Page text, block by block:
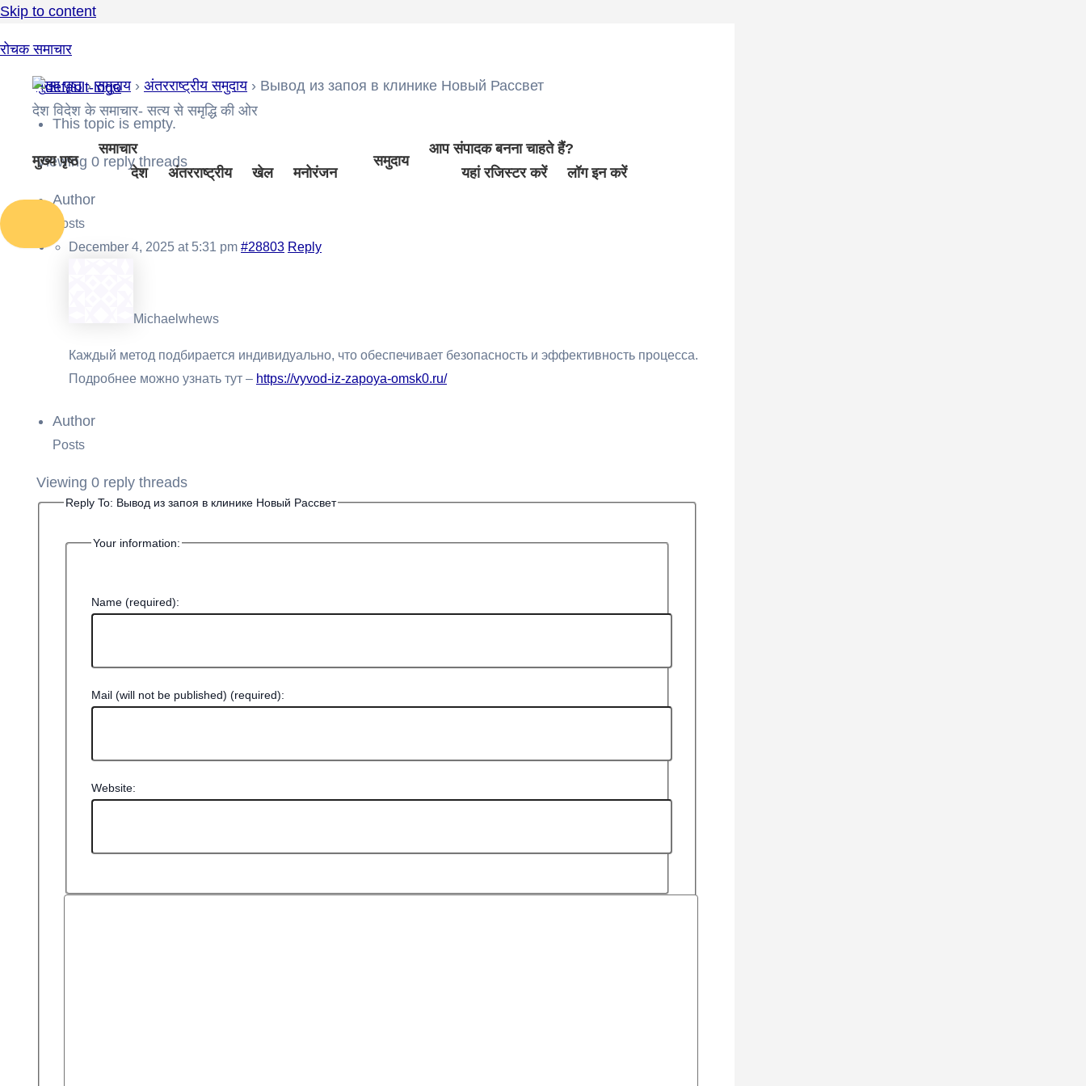
Skip to content
रोचक समाचार
देश विदेश के समाचार- सत्य से समृद्धि की ओर
मुख्य पृष्ठ
समाचार
देश
अंतरराष्ट्रीय खेल मनोरंजन
समुदाय
आप संपादक बनना चाहते हैं?
यहां रजिस्टर करें
लॉग इन करें
मुख्य पृष्ठ › समुदाय › अंतरराष्ट्रीय समुदाय › Вывод из запоя в клинике Новый Рассвет
This topic is empty.
Viewing 0 reply threads
Author
Posts
December 4, 2025 at 5:31 pm #28803 Reply
Michaelwhews
Каждый метод подбирается индивидуально, что обеспечивает безопасность и эффективность процесса.
Подробнее можно узнать тут – https://vyvod-iz-zapoya-omsk0.ru/
Author
Posts
Viewing 0 reply threads
Reply To: Вывод из запоя в клинике Новый Рассвет
Your information:
Name (required):
Mail (will not be published) (required):
Website: